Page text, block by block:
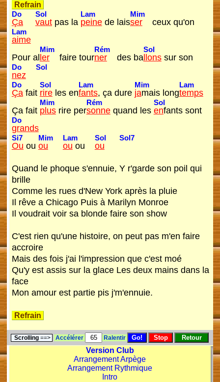
Refrain
Do
Ça
Sol
vautpas la
Lam
peinede lais
Mim
serceux qu'on
Lam
aime
Pour al
Mim
lerfaire tour
Rém
nerdes ba
Sol
llonssur son
Do
nez
Sol
Do
Çafait
Sol
rireles en
Lam
fants, ça dure
Mim
jamais long
Lam
temps
Ça fait
Mim
plusrire per
Rém
sonnequand les
Sol
enfants sont
Do
grands
Si7
Ou ou
Mim
ou
Lam
ou ou
Sol
ou
Sol7
Quand le phoque s'ennuie, Y r'garde son poil qui
brille
Comme les rues d'New York après la pluie
Il rêve a Chicago Puis à Marilyn Monroe
Il voudrait voir sa blonde faire son show
C'est rien qu'une histoire, on peut pas m'en faire
accroire
Mais des fois j'ai l'impression que c'est moé
Qu'y est assis sur la glace Les deux mains dans la
face
Mon amour est partie pis j'm'ennuie.
Refrain
Scrolling==> Accélérer Ralentir
Version Club
Arrangement Arpège
Arrangement Rythmique
Intro